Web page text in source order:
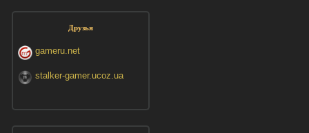
Друзья
gameru.net
stalker-gamer.ucoz.ua